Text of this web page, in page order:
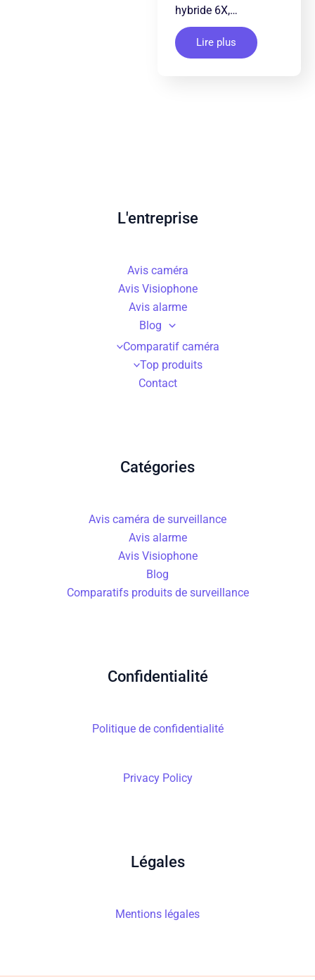
hybride 6X,…
Lire plus
L'entreprise
Avis caméra
Avis Visiophone
Avis alarme
Blog
Comparatif caméra
Top produits
Contact
Catégories
Avis caméra de surveillance
Avis alarme
Avis Visiophone
Blog
Comparatifs produits de surveillance
Confidentialité
Politique de confidentialité
Privacy Policy
Légales
Mentions légales